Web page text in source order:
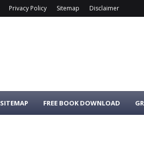
Privacy Policy Sitemap Disclaimer
SITEMAP FREE BOOK DOWNLOAD